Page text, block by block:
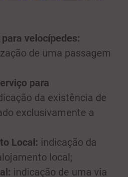
velocípedes:
de uma passagem
para
da existência de
exclusivamente a
Local: indicação da
local;
indicação de uma via